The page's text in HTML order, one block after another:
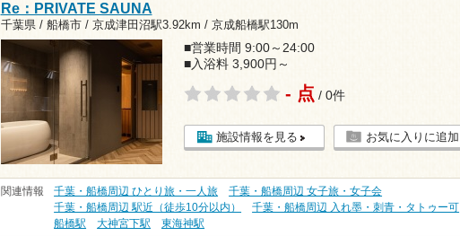
Re：PRIVATE SAUNA
千葉県 / 船橋市 / 京成津田沼駅3.92km / 京成船橋駅130m
■営業時間 9:00～24:00
■入浴料 3,900円～
- 点 / 0件
施設情報を見る お気に入りに追加
関連情報 千葉・船橋周辺 ひとり旅・一人旅
千葉・船橋周辺 女子旅・女子会
千葉・船橋周辺 駅近（徒歩10分以内）
千葉・船橋周辺 入れ墨・刺青・タトゥー可
船橋駅
大神宮下駅 東海神駅